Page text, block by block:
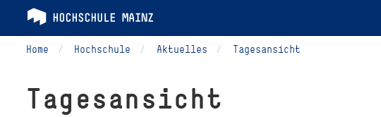
Home Hochschule Aktuelles Tagesansicht
Tagesansicht